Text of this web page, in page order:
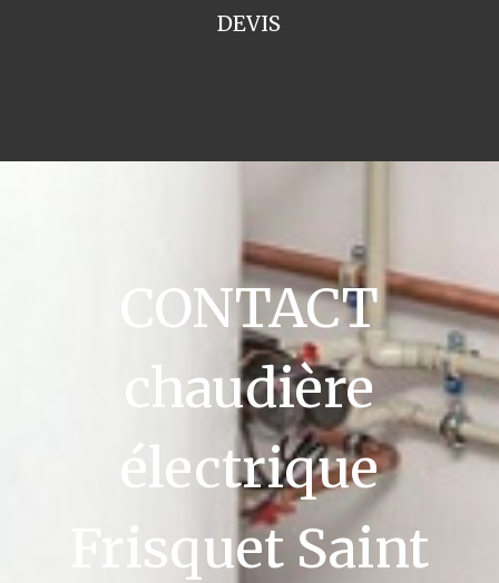
DEVIS
CONTACT
chaudière
électrique
Frisquet Saint